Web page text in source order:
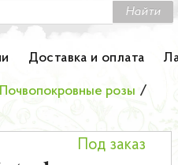
Найти
Доставка и оплата
Почвопокровные розы /
Под заказ